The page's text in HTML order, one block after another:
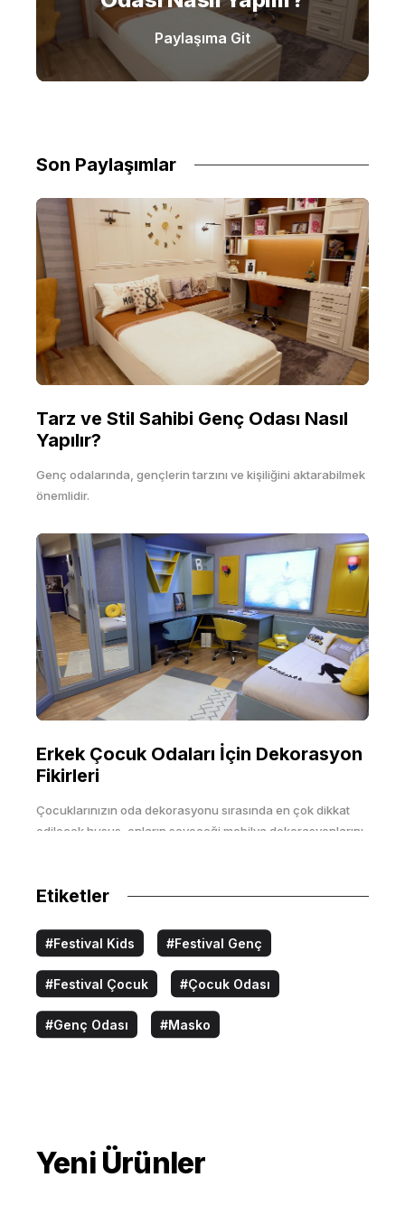
Paylaşıma Git
Son Paylaşımlar
Tarz ve Stil Sahibi Genç Odası Nasıl
Yapılır?
Genç odalarında, gençlerin tarzını ve kişiliğini aktarabilmek
önemlidir.
Erkek Çocuk Odaları İçin Dekorasyon
Fikirleri
Çocuklarınızın oda dekorasyonu sırasında en çok dikkat
edilecek husus, onların seveceği mobilya dekorasyonlarını
Çocuk odası dekorasyonlarında en önemli unsur
Etiketler
#Festival Kids #Festival Genç
#Festival Çocuk #Çocuk Odası
#Genç Odası #Masko
Yeni Ürünler